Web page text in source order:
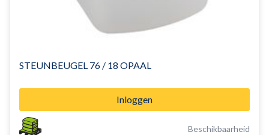
STEUNBEUGEL 76 / 18 OPAAL
Inloggen
Beschikbaarheid